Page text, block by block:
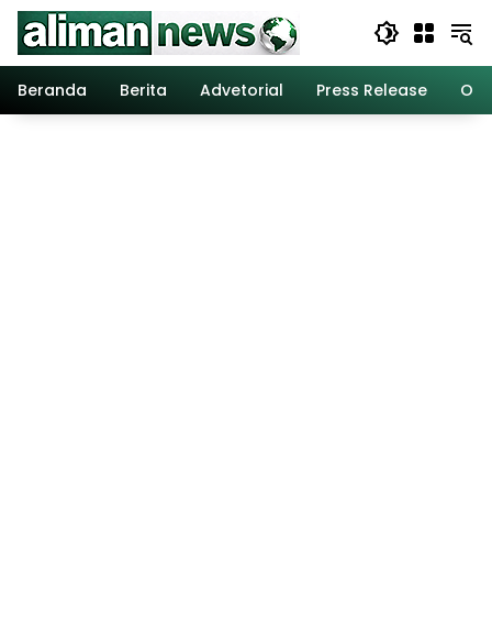
Langsung
konten
Beranda
Berita Advetorial Press Release